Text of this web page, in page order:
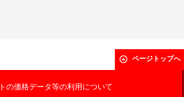
ページトップへ
の価格データ等の利用について